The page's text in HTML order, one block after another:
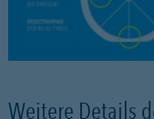
Weitere Details